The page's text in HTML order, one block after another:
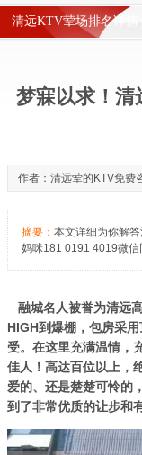
清远KTV荤场排名详情
梦寐以求！清
作者：清远荤的KTV免
摘要： 本文详细为你解
妈咪181 0191 4019微信
融城名人被誉为清远
HIGH到爆棚，包房采
受。在这里充满温情，
佳人！高达百位以上，
爱的、还是楚楚可怜的
到了非常优质的让步和